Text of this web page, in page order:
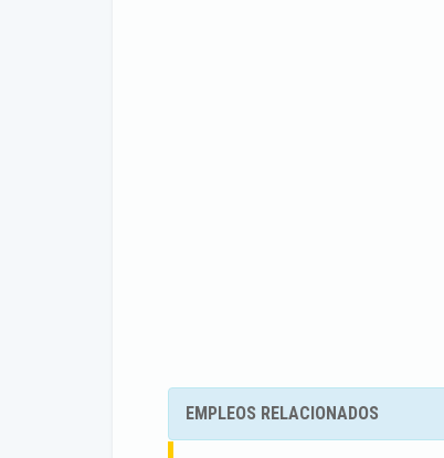
EMPLEOS RELACIONADOS